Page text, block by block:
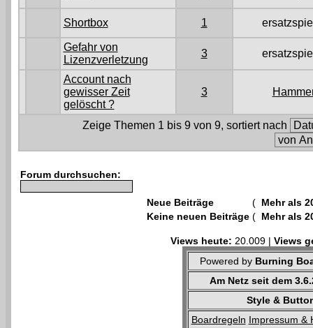
Shortbox 1
Gefahr von
Lizenzverletzung
3
Account nach
gewisser Zeit
gelöscht ?
3
Zeige Themen 1 bis 9 von 9, sortiert nach
Forum durchsuchen:
Neue Beiträge ( Mehr als
Keine neuen Beiträge ( Mehr als
Views heute: 20.009 | Views
Powered by Burning
Am Netz seit dem
Style &
Boardregeln Impressum &